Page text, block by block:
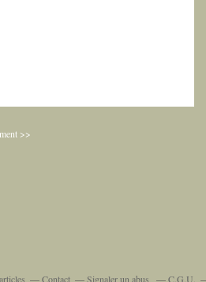
>>
Contact Signaler un abus C.G.U.